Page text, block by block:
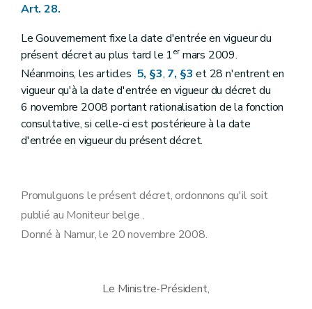
Art. 28.
Le Gouvernement fixe la date d'entrée en vigueur du
présent décret au plus tard le 1ermars 2009.
Néanmoins, les articles 5, §3, 7, §3 et 28 n'entrent en
vigueur qu'à la date d'entrée en vigueur du décret du
6 novembre 2008 portant rationalisation de la fonction
consultative, si celle-ci est postérieure à la date
d'entrée en vigueur du présent décret.
Promulguons le présent décret, ordonnons qu'il soit
publié au Moniteur belge .
Donné à Namur, le 20 novembre 2008.
Le Ministre-Président,